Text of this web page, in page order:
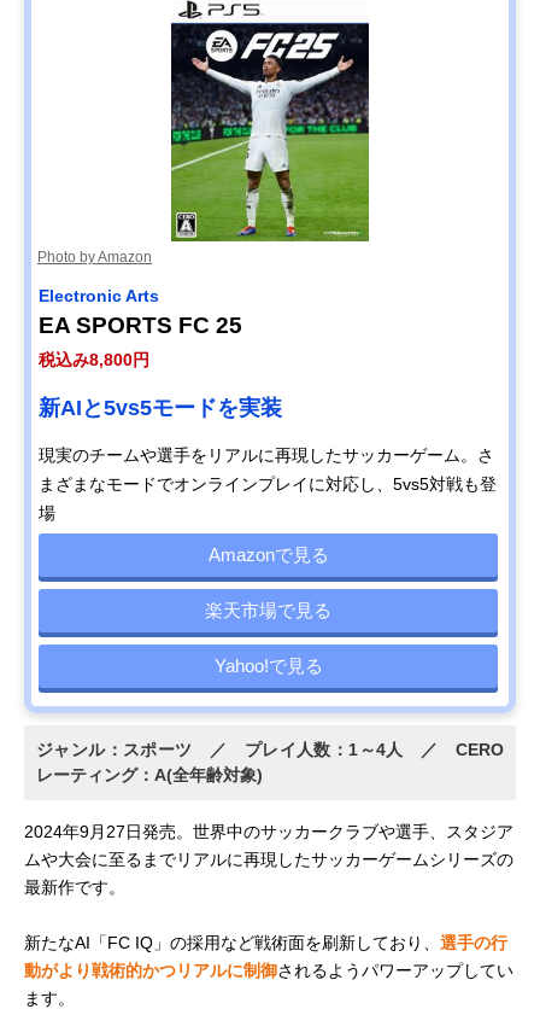
Photo by Amazon
Electronic Arts
EA SPORTS FC 25
税込み8,800円
新AIと5vs5モードを実装
現実のチームや選手をリアルに再現したサッカーゲーム。さ
まざまなモードでオンラインプレイに対応し、5vs5対戦も登
場
Amazonで見る
楽天市場で見る
Yahoo!で見る
ジャンル：スポーツ ／ プレイ人数：1～4人 ／ CERO
レーティング：A(全年齢対象)
2024年9月27日発売。世界中のサッカークラブや選手、スタジア
ムや大会に至るまでリアルに再現したサッカーゲームシリーズの
最新作です。
新たなAI「FC IQ」の採用など戦術面を刷新しており、 選手の行
動がより戦術的かつリアルに制御されるようパワーアップしてい
ます。